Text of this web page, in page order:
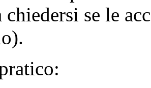
chiedersi se le